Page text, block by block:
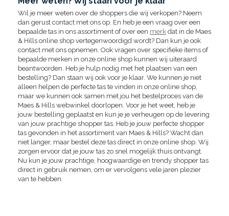
Wil je meer weten over de shoppers die wij verkopen? Neem
dan gerust contact met ons op. En heb je een vraag over een
bepaalde tas in ons assortiment of over een merk dat in de Maes
& Hills online shop vertegenwoordigd wordt? Dan kun je ook
contact met ons opnemen. Ook vragen over specifieke items of
bepaalde merken in onze online shop kunnen wij uiteraard
beantwoorden. Heb je hulp nodig met het plaatsen van een
bestelling? Dan staan wij ook voor je klaar. We kunnen je niet
alleen helpen de perfecte tas te vinden in onze online shop,
maar we kunnen ook samen met jou het bestelproces van de
Maes & Hills webwinkel doorlopen. Voor je het weet, heb je
jouw bestelling geplaatst en kun je je verheugen op de levering
van jouw prachtige shopper tas. Heb je jouw perfecte shopper
tas gevonden in het assortiment van Maes & Hills? Wacht dan
niet langer, maar bestel deze tas direct in onze online shop. Wij
zorgen ervoor dat je jouw tas zo snel mogelijk thuis ontvangt.
Nu kun je jouw prachtige, hoogwaardige en trendy shopper tas
direct in gebruik nemen, om er vervolgens vele jaren plezier
van te hebben.